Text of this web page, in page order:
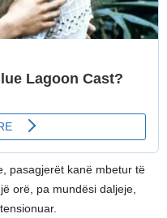
pasagjerët kanë mbetur të
orë, pa mundësi daljeje,